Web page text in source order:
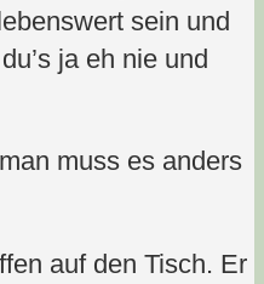
sein und
ja eh nie und
muss es anders
auf den Tisch. Er